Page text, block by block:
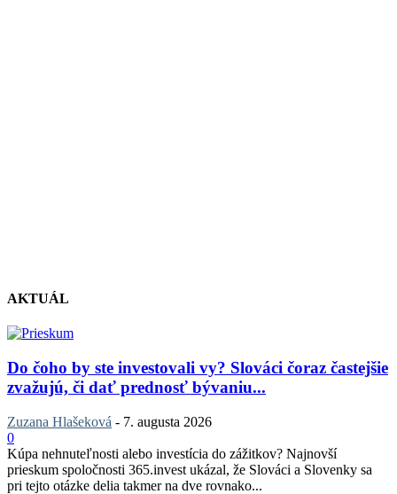
AKTUÁL
Do čoho by ste investovali vy? Slováci čoraz častejšie
zvažujú, či dať prednosť bývaniu...
Zuzana Hlašeková - 7. augusta 2026
0
Kúpa nehnuteľnosti alebo investícia do zážitkov? Najnovší
prieskum spoločnosti 365.invest ukázal, že Slováci a Slovenky sa
pri tejto otázke delia takmer na dve rovnako...